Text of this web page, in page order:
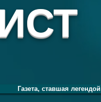
Газета, ставшая легендой